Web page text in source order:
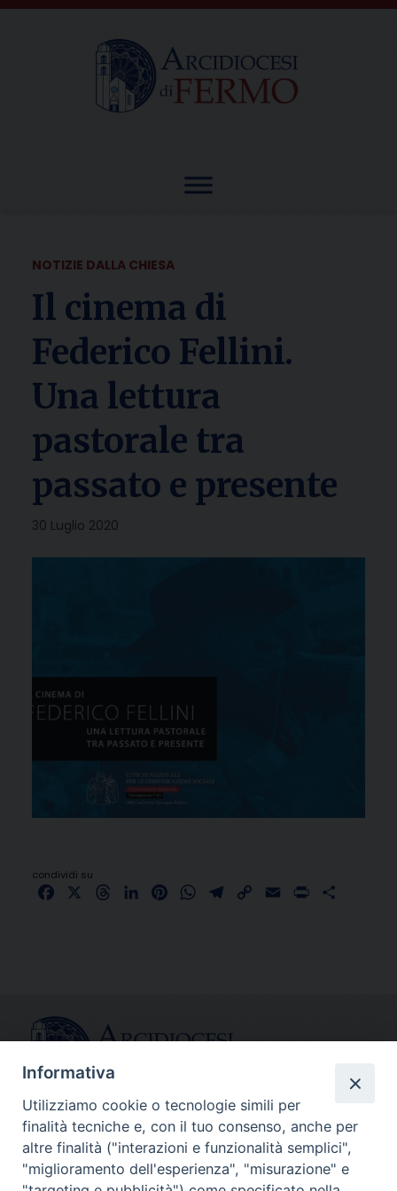
Skip
NOTIZIE DALLA CHIESA
Il cinema di
Federico Fellini.
Una lettura
pastorale tra
passato e presente
30 Luglio 2020
condividi su
FacebookThreadsLinkedInPinterestWhatsApp
Telegram
Copy Email Print
CONTATTI
info@fermodiocesi.it
pec:economato.diocesifermo@legalmail.it
Informativa
Utilizziamo cookie o tecnologie simili per
finalità tecniche e, con il tuo consenso, anche per
altre finalità ("interazioni e funzionalità semplici",
"miglioramento dell'esperienza", "misurazione" e